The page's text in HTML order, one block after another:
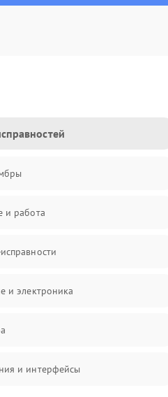
и работа
и электроника
и интерфейсы